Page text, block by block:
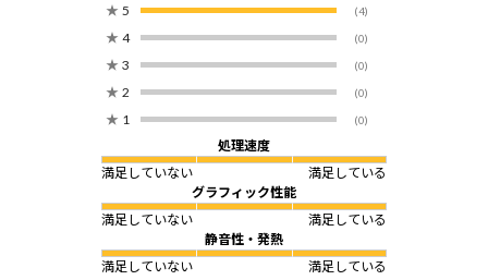
★ 5 (4)
★ 4 (0)
★ 3 (0)
★ 2 (0)
★ 1 (0)
処理速度
満足していない
満足している
グラフィック性能
満足していない
満足している
静音性・発熱
満足していない
満足している